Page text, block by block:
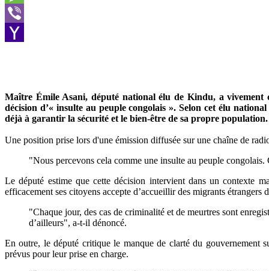
Message
Viber
Maître Émile Asani, député national élu de Kindu, a vivement
décision d’« insulte au peuple congolais ». Selon cet élu
déjà à garantir la sécurité et le bien-être de sa propre population.
Une position prise lors d'une émission diffusée sur une chaîne de
"Nous percevons cela comme une insulte au peuple
Le député estime que cette décision intervient dans un contexte
efficacement ses citoyens accepte d’accueillir des migrants
"Chaque jour, des cas de criminalité et de meurtres sont
d’ailleurs", a-t-il dénoncé.
En outre, le député critique le manque de clarté du gouvernement
prévus pour leur prise en charge.